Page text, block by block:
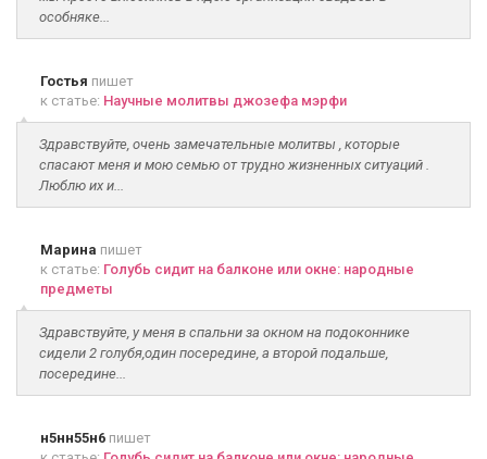
особняке...
Гостья пишет
к статье: Научные молитвы джозефа мэрфи
Здравствуйте, очень замечательные молитвы , которые
спасают меня и мою семью от трудно жизненных ситуаций .
Люблю их и...
Марина пишет
к статье: Голубь сидит на балконе или окне: народные
предметы
Здравствуйте, у меня в спальни за окном на подоконнике
сидели 2 голубя,один посередине, а второй подальше,
посередине...
н5нн55н6 пишет